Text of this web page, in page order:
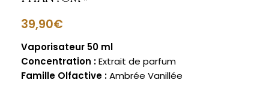
39,90€
Vaporisateur 50 ml
Concentration :Extrait de parfum
Famille Olfactive :Ambrée Vanillée